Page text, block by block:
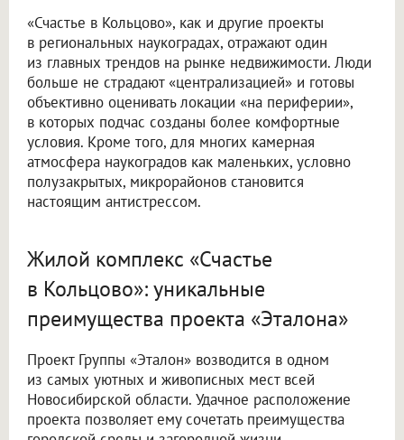
«Счастье в Кольцово», как и другие проекты
в региональных наукоградах, отражают один
из главных трендов на рынке недвижимости. Люди
больше не страдают «централизацией» и готовы
объективно оценивать локации «на периферии»,
в которых подчас созданы более комфортные
условия. Кроме того, для многих камерная
атмосфера наукоградов как маленьких, условно
полузакрытых, микрорайонов становится
настоящим антистрессом.
Жилой комплекс «Счастье
в Кольцово»: уникальные
преимущества проекта «Эталона»
Проект Группы «Эталон» возводится в одном
из самых уютных и живописных мест всей
Новосибирской области. Удачное расположение
проекта позволяет ему сочетать преимущества